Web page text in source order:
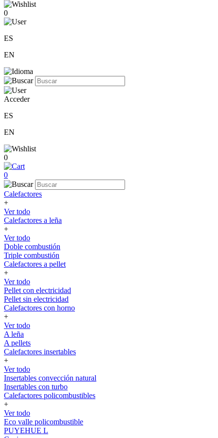
0
ES
EN
Acceder
ES
EN
0
0
Calefactores
+
Ver todo
Calefactores a leña
+
Ver todo
Doble combustión
Triple combustión
Calefactores a pellet
+
Ver todo
Pellet con electricidad
Pellet sin electricidad
Calefactores con horno
+
Ver todo
A leña
A pellets
Calefactores insertables
+
Ver todo
Insertables convección natural
Insertables con turbo
Calefactores policombustibles
+
Ver todo
Eco valle policombustible
PUYEHUE L